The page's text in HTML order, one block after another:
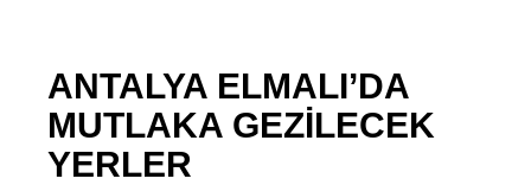
ANTALYA ELMALI’DA
MUTLAKA GEZILECEK
YERLER